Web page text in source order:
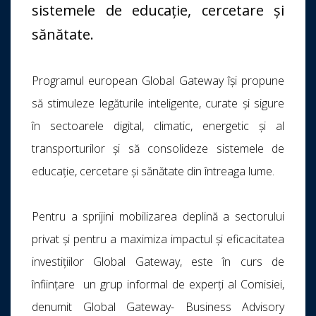
sistemele de educație, cercetare și
sănătate.
Programul european Global Gateway își propune
să stimuleze legăturile inteligente, curate și sigure
în sectoarele digital, climatic, energetic și al
transporturilor și să consolideze sistemele de
educație, cercetare și sănătate din întreaga lume.
Pentru a sprijini mobilizarea deplină a sectorului
privat și pentru a maximiza impactul și eficacitatea
investițiilor Global Gateway, este în curs de
înființare un grup informal de experți al Comisiei,
denumit Global Gateway- Business Advisory